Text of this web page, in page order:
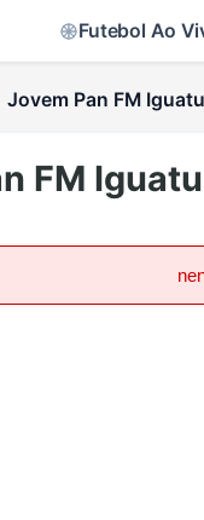
Futebol Ao
Jovem Pan FM
FM Iguatu